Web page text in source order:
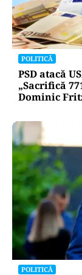
POLITICĂ
PSD atacă
„Sacrifică
Dominic
POLITICĂ